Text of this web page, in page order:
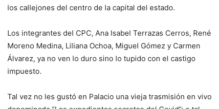
los callejones del centro de la capital del estado.
Los integrantes del CPC, Ana Isabel Terrazas Cerros, René
Moreno Medina, Liliana Ochoa, Miguel Gómez y Carmen
Álvarez, ya no ven lo duro sino lo tupido con el castigo
impuesto.
Tal vez no les gustó en Palacio una vieja trasmisión en vivo